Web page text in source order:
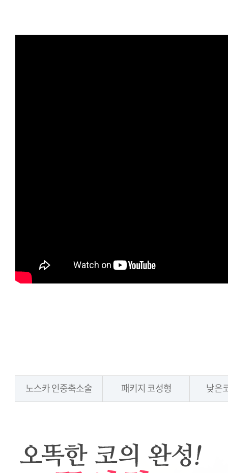
노스카 인중축소술 패키지 코성형 낮은